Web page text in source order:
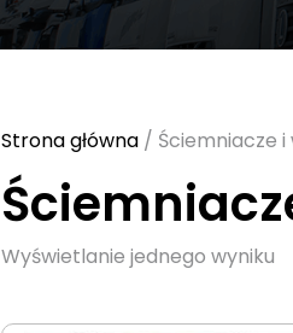
Strona główna / Ściemniacze i
Wyświetlanie jednego wyniku